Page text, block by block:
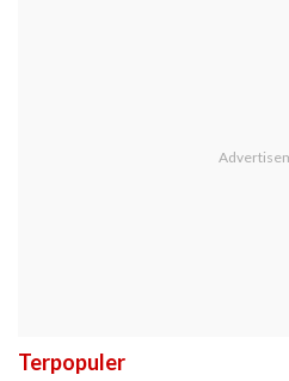
Terpopuler